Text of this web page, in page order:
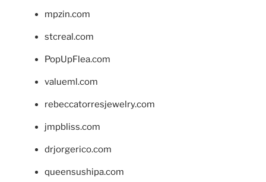
mpzin.com
stcreal.com
PopUpFlea.com
valueml.com
rebeccatorresjewelry.com
jmpbliss.com
drjorgerico.com
queensushipa.com